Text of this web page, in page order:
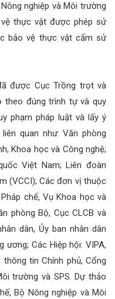
nghiệp và Môi trường
thực vật được phép sử
bảo vệ thực vật cấm sử
được Cục Trồng trọt và
đúng trình tự và quy
phạm pháp luật và lấy ý
quan như: Văn phòng
Khoa học và Công nghệ;
Việt Nam; Liên đoàn
(VCCI); Các đơn vị thuộc
chế, Vụ Khoa học và
phòng Bộ, Cục CLCB và
dân, Ủy ban nhân dân
Các Hiệp hội: VIPA,
tin Chính phủ, Cổng
trường và SPS. Dự thảo
Bộ Nông nghiệp và Môi